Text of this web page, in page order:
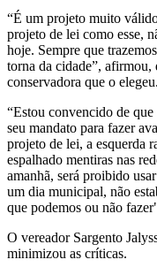
“É um projeto muito
projeto de lei como esse,
hoje. Sempre que
torna da cidade”, afirmou,
conservadora que o elegeu.
“Estou convencido de
seu mandato para fazer
projeto de lei, a esquerda
espalhado mentiras nas
amanhã, será proibido
um dia municipal, não
que podemos ou não
O vereador Sargento
minimizou as críticas.